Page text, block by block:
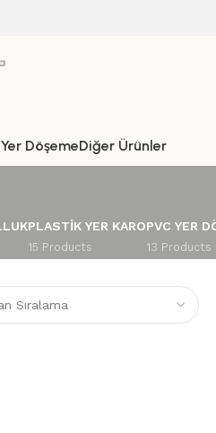
DöşemeDiğer Ürünler
PLASTIK YER KARO
15 Products
PVC YER
13 Products